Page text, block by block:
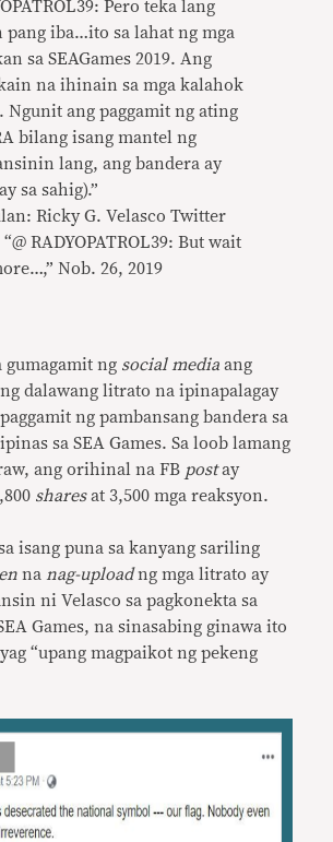
Pero teka lang
pang iba…ito sa lahat ng mga
sa SEAGames 2019. Ang
na ihinain sa mga kalahok
Ngunit ang paggamit ng ating
bilang isang mantel ng
lang, ang bandera ay
sa sahig).”
Ricky G. Velasco Twitter
RADYOPATROL39: But wait
Nob. 26, 2019
gumagamit ng social media ang
dalawang litrato na ipinapalagay
ng pambansang bandera sa
sa SEA Games. Sa loob lamang
ang orihinal na FB postay
sharesat 3,500 mga reaksyon.
isang puna sa kanyang sariling
na nag-uploadng mga litrato ay
ni Velasco sa pagkonekta sa
Games, na sinasabing ginawa ito
“upang magpaikot ng pekeng